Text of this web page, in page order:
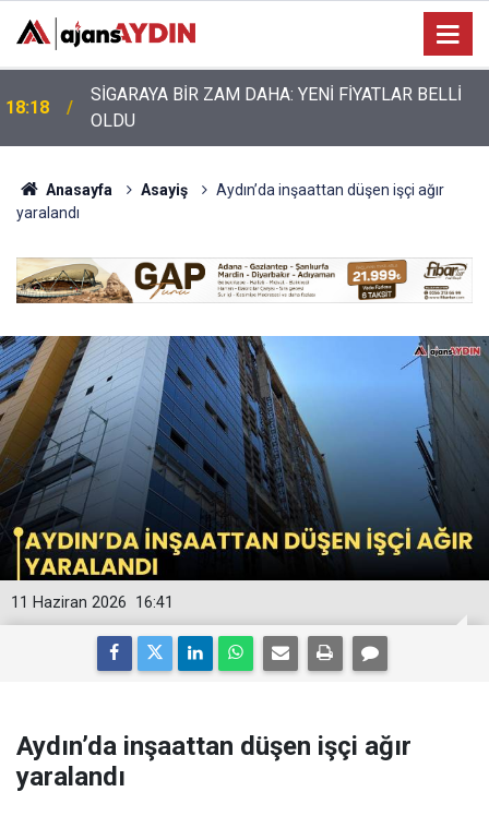
17:17
Nazilli’de motosiklet kazası: 28 yaşındaki sürücü
hayatını kaybetti
Anasayfa Asayiş
Aydın’da inşaattan düşen işçi ağır
yaralandı
16:41
11 Haziran 2026
Aydın’da inşaattan düşen işçi ağır
yaralandı